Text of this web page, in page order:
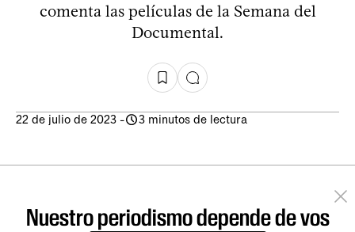
comenta las películas de la Semana del
Documental.
22 de julio de 2023 - 3 minutos de lectura
Nuestro periodismo depende de vos